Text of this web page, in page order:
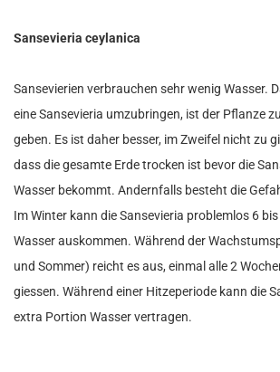
Sansevieria ceylanica
Sansevierien verbrauchen sehr wenig Wasser.
eine Sansevieria umzubringen, ist der Pflanze
geben. Es ist daher besser, im Zweifel nicht zu
dass die gesamte Erde trocken ist bevor die
Wasser bekommt. Andernfalls besteht die
Im Winter kann die Sansevieria problemlos 6
Wasser auskommen. Während der
und Sommer) reicht es aus, einmal alle 2
giessen. Während einer Hitzeperiode kann die
extra Portion Wasser vertragen.